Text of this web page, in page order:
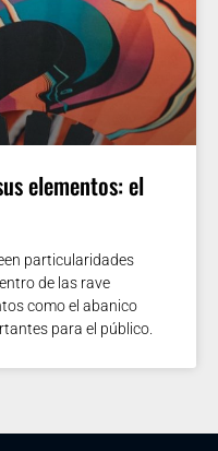
elementos: el
particularidades
de las rave
como el abanico
para el público.